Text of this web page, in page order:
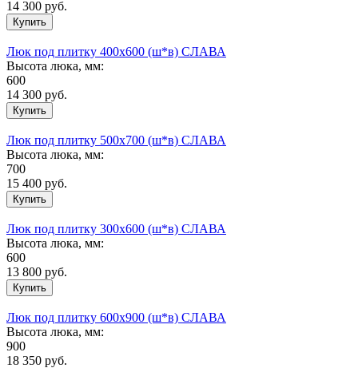
14 300 руб.
Люк под плитку 400х600 (ш*в) СЛАВА
Высота люка, мм:
600
14 300 руб.
Люк под плитку 500х700 (ш*в) СЛАВА
Высота люка, мм:
700
15 400 руб.
Люк под плитку 300х600 (ш*в) СЛАВА
Высота люка, мм:
600
13 800 руб.
Люк под плитку 600х900 (ш*в) СЛАВА
Высота люка, мм:
900
18 350 руб.